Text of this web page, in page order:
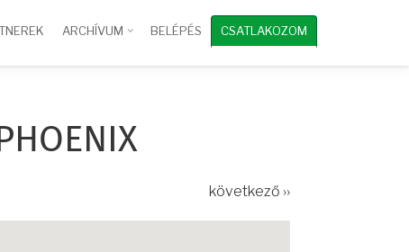
ARCHÍVUM BELÉPÉS CSATLAKOZOM
következő ››